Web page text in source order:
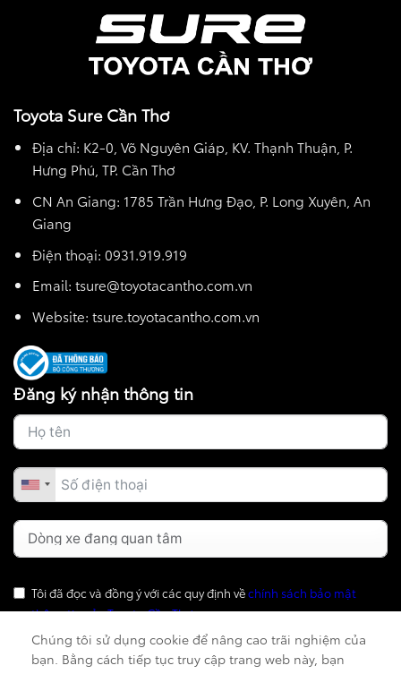
Toyota Sure Cần Thơ
Địa chỉ: K2-0, Võ Nguyên Giáp, KV. Thạnh Thuận, P.
Hưng Phú, TP. Cần Thơ
CN An Giang: 1785 Trần Hưng Đạo, P. Long Xuyên, An
Giang
Điện thoại: 0931.919.919
Email: tsure@toyotacantho.com.vn
Website: tsure.toyotacantho.com.vn
Đăng ký nhận thông tin
Tôi đã đọc và đồng ý với các quy định vềchính sách bảo mật
thông tin của Toyota Cần Thơ
Gửi thông tin
Chúng tôi sử dụng cookie để nâng cao trãi nghiệm của
bạn. Bằng cách tiếp tục truy cập trang web này, bạn